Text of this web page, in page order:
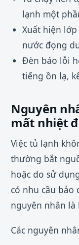
lạnh một
Xuất hiện
nước đọng
Đèn báo lỗi
tiếng ồn lạ,
Nguyên
mất nhiệt
Việc tủ lạnh
thường bắt
hoặc do sử
có nhu cầu bảo
nguyên nhân
Các nguyên